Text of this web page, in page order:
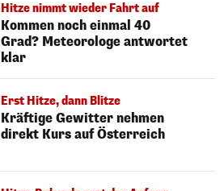
Hitze nimmt wieder Fahrt auf
Kommen noch einmal 40
Grad? Meteorologe antwortet
klar
Erst Hitze, dann Blitze
Kräftige Gewitter nehmen
direkt Kurs auf Österreich